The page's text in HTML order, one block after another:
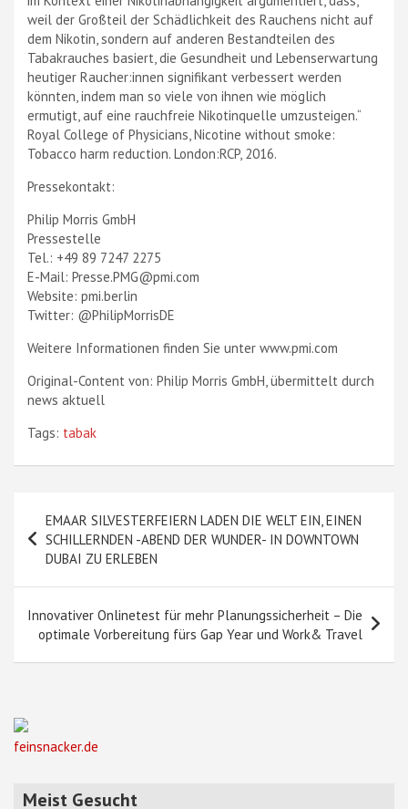
weil der Großteil der Schädlichkeit des Rauchens nicht auf
dem Nikotin, sondern auf anderen Bestandteilen des
Tabakrauches basiert, die Gesundheit und Lebenserwartung
heutiger Raucher:innen signifikant verbessert werden
könnten, indem man so viele von ihnen wie möglich
ermutigt, auf eine rauchfreie Nikotinquelle umzusteigen.“
Royal College of Physicians, Nicotine without smoke:
Tobacco harm reduction. London:RCP, 2016.
Pressekontakt:
Philip Morris GmbH
Pressestelle
Tel.: +49 89 7247 2275
E-Mail: Presse.PMG@pmi.com
Website: pmi.berlin
Twitter: @PhilipMorrisDE
Weitere Informationen finden Sie unter www.pmi.com
Original-Content von: Philip Morris GmbH, übermittelt durch
news aktuell
Tags: tabak
EMAAR SILVESTERFEIERN LADEN DIE WELT EIN, EINEN
SCHILLERNDEN -ABEND DER WUNDER- IN DOWNTOWN
DUBAI ZU ERLEBEN
Innovativer Onlinetest für mehr Planungssicherheit – Die
optimale Vorbereitung fürs Gap Year und Work& Travel
feinsnacker.de
Meist Gesucht